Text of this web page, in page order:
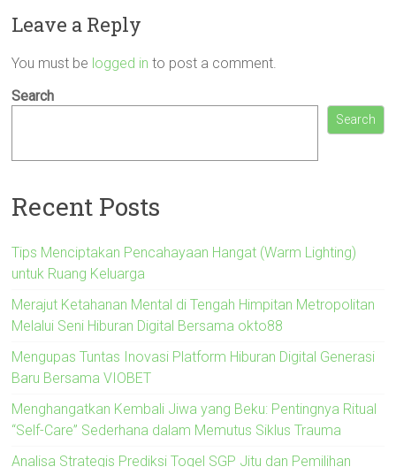
Leave a Reply
You must be logged in to post a comment.
Search
Search
Recent Posts
Tips Menciptakan Pencahayaan Hangat (Warm Lighting)
untuk Ruang Keluarga
Merajut Ketahanan Mental di Tengah Himpitan Metropolitan
Melalui Seni Hiburan Digital Bersama okto88
Mengupas Tuntas Inovasi Platform Hiburan Digital Generasi
Baru Bersama VIOBET
Menghangatkan Kembali Jiwa yang Beku: Pentingnya Ritual
“Self-Care” Sederhana dalam Memutus Siklus Trauma
Analisa Strategis Prediksi Togel SGP Jitu dan Pemilihan